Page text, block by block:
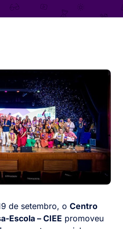
de setembro, o Centro
Escola – CIEE promoveu